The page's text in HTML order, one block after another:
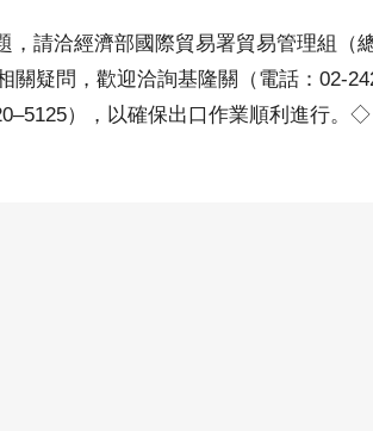
，請洽經濟部國際貿易署貿易管理組（
關疑問，歡迎洽詢基隆關（電話：02-
），以確保出口作業順利進行。◇